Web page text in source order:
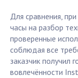
Для сравнения,
часы на разбор
проверенные
соблюдая все
заказчик получил
вовлечённости